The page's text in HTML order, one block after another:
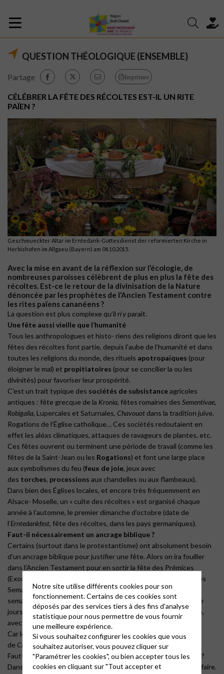
QUESTION THÉOLOGIQUE (ENSEMBLE)
Partage Imprimer
CÉLÉBRER LA FÊTE DES RÉCOLTES EST-IL UN RITE
PAÏEN ?
Geschmueckter Altar im Erntedank-Gottesdienst der reformierten Kirche in
Herbishofen im Allgaeu (Bayern) am 04.10.2015.
Avec la mise en avant de la réflexion sur l’écologie, de
nombreuses paroisses célèbrent de plus en plus la fête des
récoltes. Est-ce le retour de la divinisation de la Nature
dénoncée par les prophètes de l’Ancien Testament contre
les rites païens cananéens ?
La question est plus complexe qu’il n’y paraît.
Une fête aussi vieille que l’humanité
Tous les anthropologues et histo- riens des religions diront que les
fêtes des récoltes font partie, depuis l’aube de l’humanité et dans
toutes les religions du monde, des rituels apotropaïques (pour
éloigner le mal) et propitiatoires (pour se concilier la ou les
divinités) pour favoriser leur prospérité.
C’est un trait typique des sociétés de subsistanceagricoles
antiques : fête grecque de la Kronia, fêtes romaines des Sementivae,
Robigalia, Lupercales et Saturnales, Chavouot dans la tradition juive,
Rogations de l’Église catholique… Ces sociétés redoutaient en
effet les aléas climatiques, attaques de ravageurs de plantes, etc.
Ces fêtes ouvrent ou terminent une période de travail (comme les
fêtes de la Saint-Jean ou les Rogations) et font une large place
aux symbolismes du feu (feux de joie, jeux avec
des torches, processions aux chandelles ou aux flambeaux).
Dans bien des Églises locales, et encore très fréquemment en
Alsace- Moselle, un « culte des récoltes » est organisé chaque
année à l’automne, le premier dimanche d’octobre (date de
l’Erntedankfest, fête des récoltes, dans les pays germaniques).
Faut-il nécessairement un ancrage biblique ?
Certains (surtout dans le protestantisme) ont absolument besoin
d’un ancrage biblique pour justifier une fête. Alors on ira fouiller
dans l’Ancien Testament pour en sortir la fête des Prémices
(Exode 23,17 et 34,26) que le judaïsme a transformé en fête des
Semaines (Chavouot). C’est le début de la moisson du blé, sept
semaines après la Pâque. En grec, pentakosté héméra, (cinquante
jours), soit la fête de Pentecôte que reprendra le christianisme,
avec un nouveau symbolisme.
Car les rabbins, grands amateurs de mysticisme, vont faire
de Chavouot, la fête de la révélation de la Loi sur le mont Sinaï.
Faut-il faire de l’archéologie biblique pour justifier chaque fête ?
Dans ce cas-là, la fête de Noël, le 25 décembre, a du souci à se faire.
Notre site utilise différents cookies pour son
fonctionnement. Certains de ces cookies sont
déposés par des services tiers à des fins d'analyse
statistique pour nous permettre de vous fournir
une meilleure expérience.
Si vous souhaitez configurer les cookies que vous
souhaitez autoriser, vous pouvez cliquer sur
"Paramétrer les cookies", ou bien accepter tous les
cookies en cliquant sur "Tout accepter et